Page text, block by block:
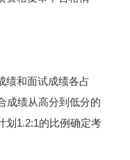
绩和面试成绩各占
成绩从高分到低分的
划1.2:1的比例确定考